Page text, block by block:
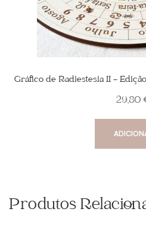
Gráfico de Radiestesia II –
29,80
Produtos